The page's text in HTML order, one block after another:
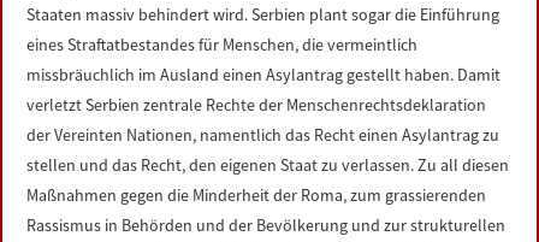
Staaten massiv behindert wird. Serbien plant sogar die Einführung
eines Straftatbestandes für Menschen, die vermeintlich
missbräuchlich im Ausland einen Asylantrag gestellt haben. Damit
verletzt Serbien zentrale Rechte der Menschenrechtsdeklaration
der Vereinten Nationen, namentlich das Recht einen Asylantrag zu
stellen und das Recht, den eigenen Staat zu verlassen. Zu all diesen
Maßnahmen gegen die Minderheit der Roma, zum grassierenden
Rassismus in Behörden und der Bevölkerung und zur strukturellen